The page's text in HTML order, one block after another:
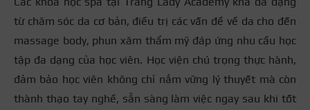
từ chăm sóc da cơ bản, điều trị các vấn đề về da cho đến
massage body, phun xăm thẩm mỹ đáp ứng nhu cầu học
tập đa dạng của học viên. Học viện chú trọng thực hành,
đảm bảo học viên không chỉ nắm vững lý thuyết mà còn
thành thạo tay nghề, sẵn sàng làm việc ngay sau khi tốt